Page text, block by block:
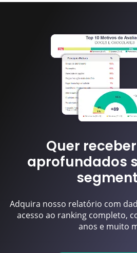
Quer
aprofundados
Adquira nosso relatório com
acesso ao ranking completo,
anos e muito